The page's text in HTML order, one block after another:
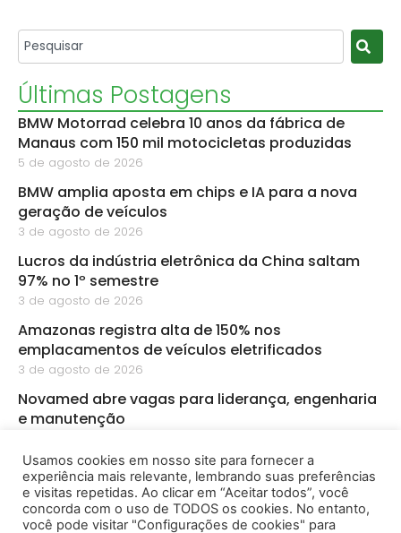
Últimas Postagens
BMW Motorrad celebra 10 anos da fábrica de
Manaus com 150 mil motocicletas produzidas
5 de agosto de 2026
BMW amplia aposta em chips e IA para a nova
geração de veículos
3 de agosto de 2026
Lucros da indústria eletrônica da China saltam
97% no 1º semestre
3 de agosto de 2026
Amazonas registra alta de 150% nos
emplacamentos de veículos eletrificados
3 de agosto de 2026
Novamed abre vagas para liderança, engenharia
e manutenção
PMZ abre sete vagas de emprego para diferentes
áreas em Manaus
3 de agosto de 2026
Usamos cookies em nosso site para fornecer a
experiência mais relevante, lembrando suas preferências
e visitas repetidas. Ao clicar em “Aceitar todos”, você
concorda com o uso de TODOS os cookies. No entanto,
você pode visitar "Configurações de cookies" para